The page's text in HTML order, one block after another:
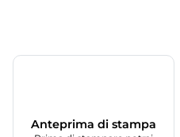
Anteprima di stampa